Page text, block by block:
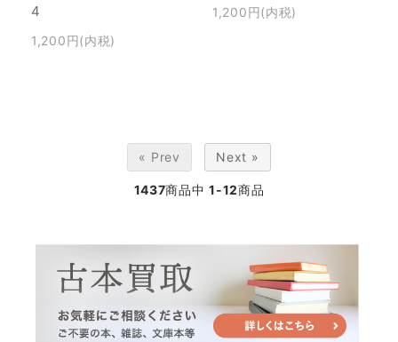
4
1,200円(内税)
1,200円(内税)
« Prev Next »
1437商品中 1-12商品